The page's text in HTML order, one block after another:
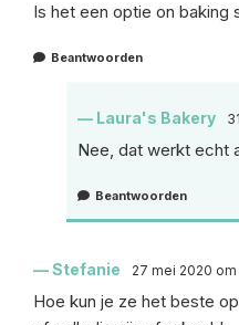
Is het een optie on baking
Beantwoorden
Laura's Bakery
Nee, dat werkt echt
Beantwoorden
Stefanie 27 mei 2020 om
Hoe kun je ze het beste